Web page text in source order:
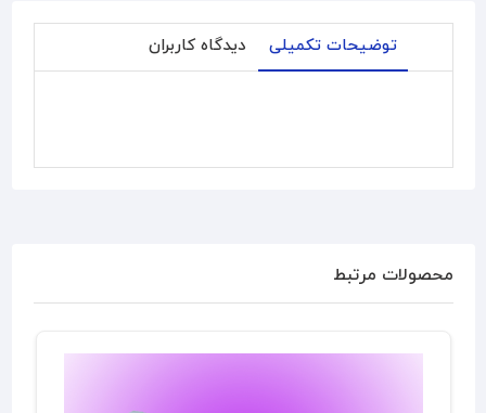
توضیحات تکمیلی دیدگاه کاربران
محصولات مرتبط